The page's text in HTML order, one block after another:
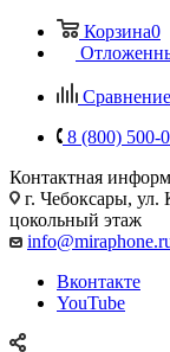
Корзина0
8 (800) 500-
Контактная
г. Чебоксары, ул.
цокольный этаж
Вконтакте
YouTube